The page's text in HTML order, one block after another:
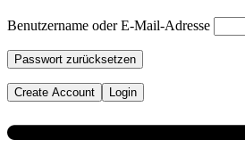
Benutzername oder E-Mail-Adresse
Passwort zurücksetzen
Create Account Login